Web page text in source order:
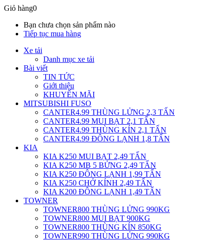
Giỏ hàng0
Bạn chưa chọn sản phẩm nào
Tiếp tục mua hàng
Xe tải
Danh mục xe tải
Bài viết
TIN TỨC
Giới thiệu
KHUYẾN MÃI
MITSUBISHI FUSO
CANTER4.99 THÙNG LỬNG 2,3 TẤN
CANTER4.99 MUI BẠT 2,1 TẤN
CANTER4.99 THÙNG KÍN 2,1 TẤN
CANTER4.99 ĐÔNG LẠNH 1,8 TẤN
KIA
KIA K250 MUI BẠT 2,49 TẤN
KIA K250 MB 5 BỬNG 2,49 TẤN
KIA K250 ĐÔNG LẠNH 1,99 TẤN
KIA K250 CHỞ KÍNH 2,49 TẤN
KIA K200 ĐÔNG LẠNH 1,49 TẤN
TOWNER
TOWNER800 THÙNG LỬNG 990KG
TOWNER800 MUI BẠT 900KG
TOWNER800 THÙNG KÍN 850KG
TOWNER990 THÙNG LỬNG 990KG